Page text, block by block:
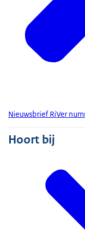
Nieuwsbrief RiVer
Hoort bij